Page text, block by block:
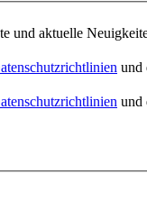
und aktuelle
und
und